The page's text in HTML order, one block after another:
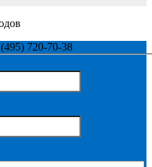
(495) 720-70-38